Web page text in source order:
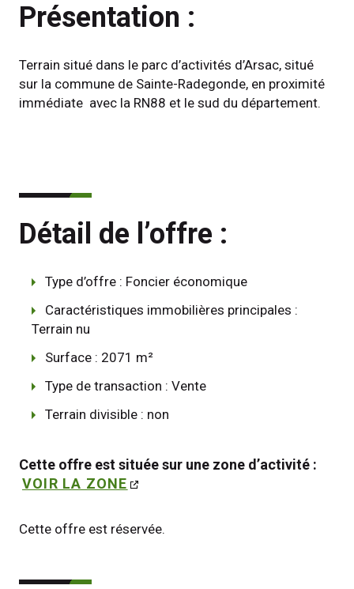
Présentation :
Terrain situé dans le parc d’activités d’Arsac, situé
sur la commune de Sainte-Radegonde, en proximité
immédiate  avec la RN88 et le sud du département.
Détail de l’offre :
Type d’offre : Foncier économique
Caractéristiques immobilières principales :
Terrain nu
Surface : 2071 m²
Type de transaction : Vente
Terrain divisible : non
VOIR LA ZONE
Cette offre est réservée.